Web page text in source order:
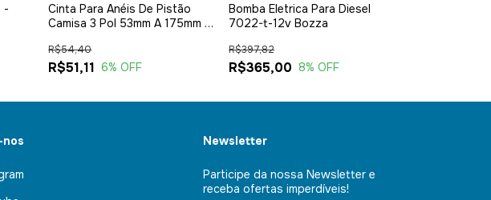
-
Cinta Para Anéis De Pistão
Camisa 3 Pol 53mm A 175mm -
R$51,11
R$54,40
6% OFF
Bomba Eletrica Para Diesel
7022-t-12v Bozza
R$365,00
R$397,82
8% OFF
Newsletter
Participe da nossa Newsletter e
receba ofertas imperdíveis!